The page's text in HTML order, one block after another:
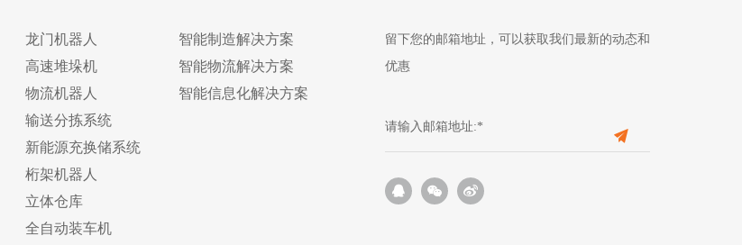
龙门机器人
高速堆垛机
物流机器人
输送分拣系统
新能源充换储系统
桁架机器人
立体仓库
全自动装车机
智能制造解决方案
智能物流解决方案
智能信息化解决方案
留下您的邮箱地址，可以获取我们最新的动态和
优惠